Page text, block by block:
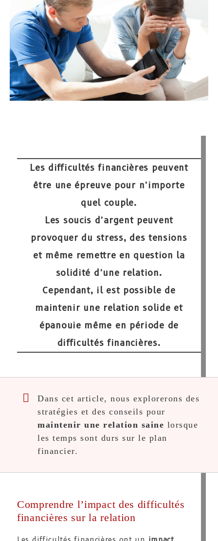
Les difficultés financières peuvent
être une épreuve pour n’importe
quel couple.
Les soucis d’argent peuvent
provoquer du stress, des tensions
et même remettre en question la
solidité d’une relation.
Cependant, il est possible de
maintenir une relation solide et
épanouie même en période de
difficultés financières.
Dans cet article, nous explorerons des
stratégies et des conseils pour
maintenir une relation saine lorsque
les temps sont durs sur le plan
financier.
Comprendre l’impact des difficultés
financières sur la relation